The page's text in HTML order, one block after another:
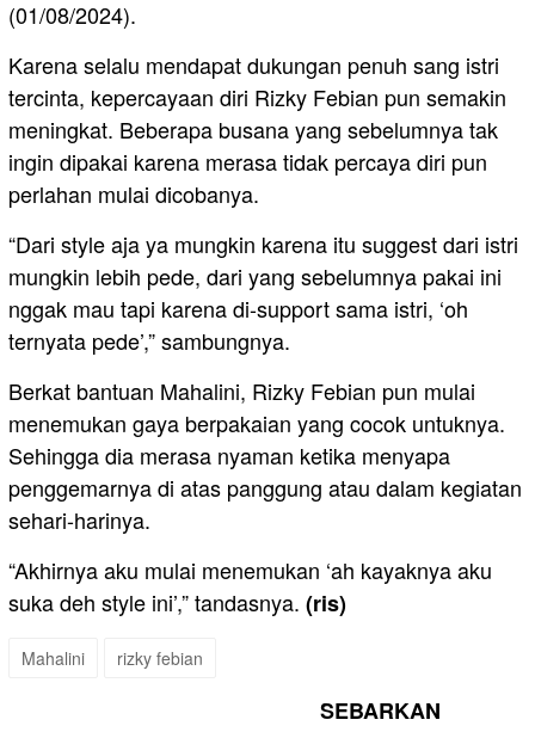
(01/08/2024).
Karena selalu mendapat dukungan penuh sang istri
tercinta, kepercayaan diri Rizky Febian pun semakin
meningkat. Beberapa busana yang sebelumnya tak
ingin dipakai karena merasa tidak percaya diri pun
perlahan mulai dicobanya.
“Dari style aja ya mungkin karena itu suggest dari istri
mungkin lebih pede, dari yang sebelumnya pakai ini
nggak mau tapi karena di-support sama istri, ‘oh
ternyata pede’,” sambungnya.
Berkat bantuan Mahalini, Rizky Febian pun mulai
menemukan gaya berpakaian yang cocok untuknya.
Sehingga dia merasa nyaman ketika menyapa
penggemarnya di atas panggung atau dalam kegiatan
sehari-harinya.
“Akhirnya aku mulai menemukan ‘ah kayaknya aku
suka deh style ini’,” tandasnya. (ris)
Mahalini rizky febian
SEBARKAN